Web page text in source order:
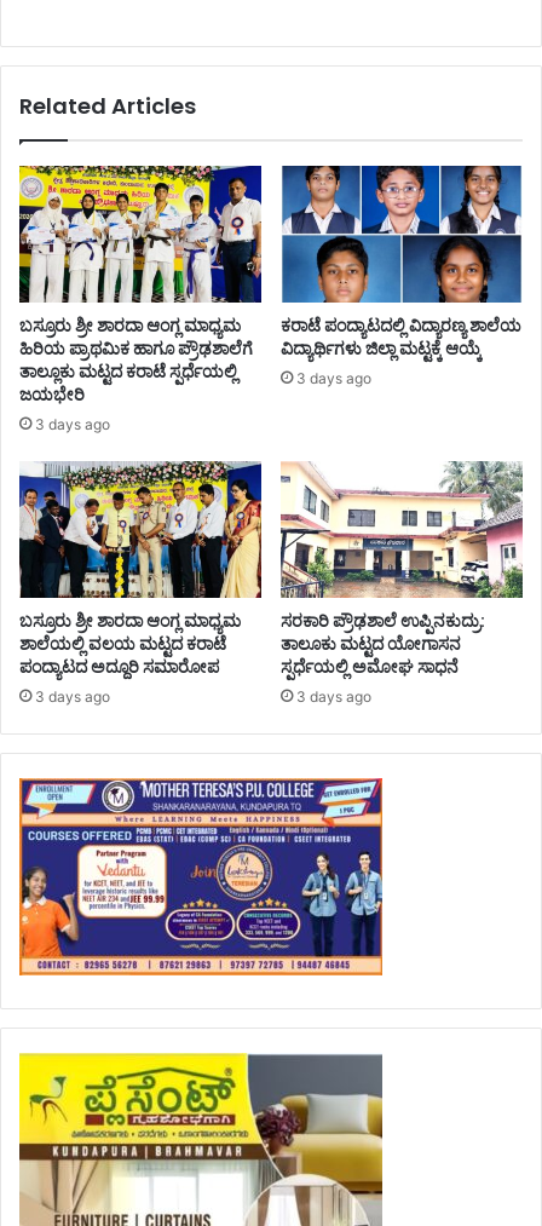
Related Articles
ಬಸ್ರೂರು ಶ್ರೀ ಶಾರದಾ ಆಂಗ್ಲ ಮಾಧ್ಯಮ
ಹಿರಿಯ ಪ್ರಾಥಮಿಕ ಹಾಗೂ ಪ್ರೌಢಶಾಲೆಗೆ
ತಾಲ್ಲೂಕು ಮಟ್ಟದ ಕರಾಟೆ ಸ್ಪರ್ಧೆಯಲ್ಲಿ
ಜಯಭೇರಿ
3 days ago
ಕರಾಟೆ ಪಂದ್ಯಾಟದಲ್ಲಿ ವಿದ್ಯಾರಣ್ಯ ಶಾಲೆಯ
ವಿದ್ಯಾರ್ಥಿಗಳು ಜಿಲ್ಲಾ ಮಟ್ಟಕ್ಕೆ ಆಯ್ಕೆ
3 days ago
ಬಸ್ರೂರು ಶ್ರೀ ಶಾರದಾ ಆಂಗ್ಲ ಮಾಧ್ಯಮ
ಶಾಲೆಯಲ್ಲಿ ವಲಯ ಮಟ್ಟದ ಕರಾಟೆ
ಪಂದ್ಯಾಟದ ಅದ್ದೂರಿ ಸಮಾರೋಪ
3 days ago
ಸರಕಾರಿ ಪ್ರೌಢಶಾಲೆ ಉಪ್ಪಿನಕುದ್ರು:
ತಾಲೂಕು ಮಟ್ಟದ ಯೋಗಾಸನ
ಸ್ಪರ್ಧೆಯಲ್ಲಿ ಅಮೋಘ ಸಾಧನೆ
3 days ago